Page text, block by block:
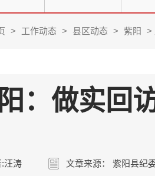
> 工作动态 > 县区动态 > 紫阳 >
：做实回
汪涛 文章来源： 紫阳县纪